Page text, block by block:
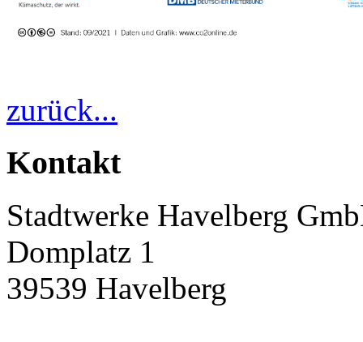
zurück...
Kontakt
Stadtwerke Havelberg
Domplatz 1
39539 Havelberg